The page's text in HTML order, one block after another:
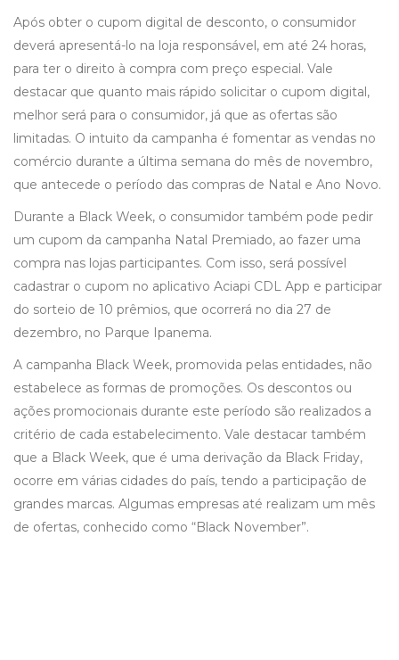
Após obter o cupom digital de desconto, o consumidor
deverá apresentá-lo na loja responsável, em até 24 horas,
para ter o direito à compra com preço especial. Vale
destacar que quanto mais rápido solicitar o cupom digital,
melhor será para o consumidor, já que as ofertas são
limitadas. O intuito da campanha é fomentar as vendas no
comércio durante a última semana do mês de novembro,
que antecede o período das compras de Natal e Ano Novo.
Durante a Black Week, o consumidor também pode pedir
um cupom da campanha Natal Premiado, ao fazer uma
compra nas lojas participantes. Com isso, será possível
cadastrar o cupom no aplicativo Aciapi CDL App e participar
do sorteio de 10 prêmios, que ocorrerá no dia 27 de
dezembro, no Parque Ipanema.
A campanha Black Week, promovida pelas entidades, não
estabelece as formas de promoções. Os descontos ou
ações promocionais durante este período são realizados a
critério de cada estabelecimento. Vale destacar também
que a Black Week, que é uma derivação da Black Friday,
ocorre em várias cidades do país, tendo a participação de
grandes marcas. Algumas empresas até realizam um mês
de ofertas, conhecido como “Black November”.